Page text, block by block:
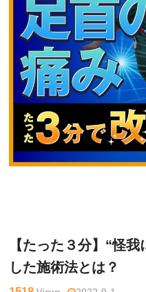
【たった３分】“怪
した施術法とは？